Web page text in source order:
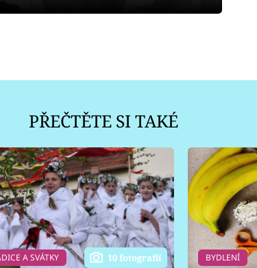
PŘEČTĚTE SI TAKÉ
A SVÁTKY 10 fotografií BYDLENÍ